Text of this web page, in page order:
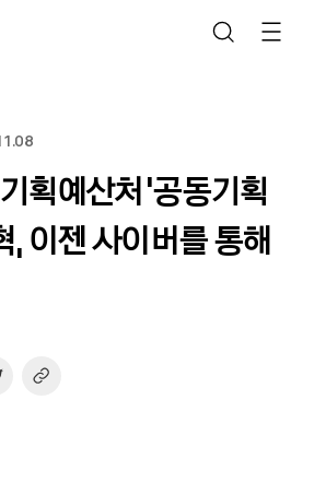
획예산처’공동기획
이젠 사이버를 통해